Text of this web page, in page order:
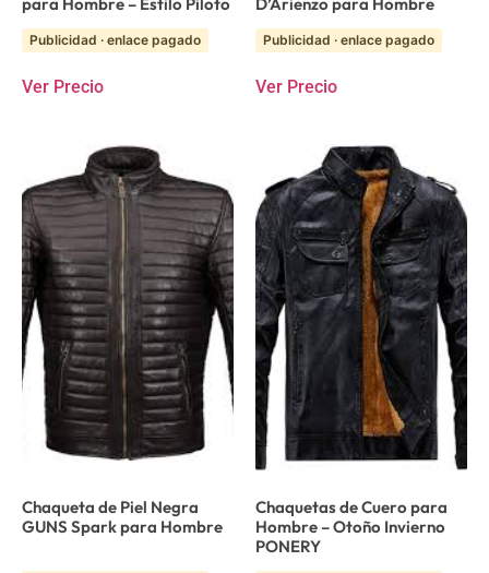
Publicidad · enlace pagado
Ver Precio
Publicidad · enlace pagado
Ver Precio
Chaqueta de Piel Negra
GUNS Spark para Hombre
Chaquetas de Cuero para
Hombre – Otoño Invierno
PONERY